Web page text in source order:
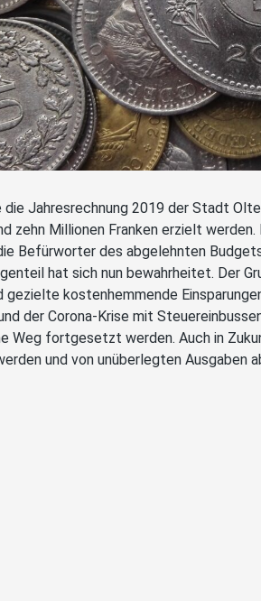
die Jahresrechnung 2019 der Stadt
zehn Millionen Franken erzielt
Befürworter des abgelehnten
hat sich nun bewahrheitet. Der
gezielte kostenhemmende
der Corona-Krise mit
Weg fortgesetzt werden. Auch in
und von unüberlegten Ausgaben